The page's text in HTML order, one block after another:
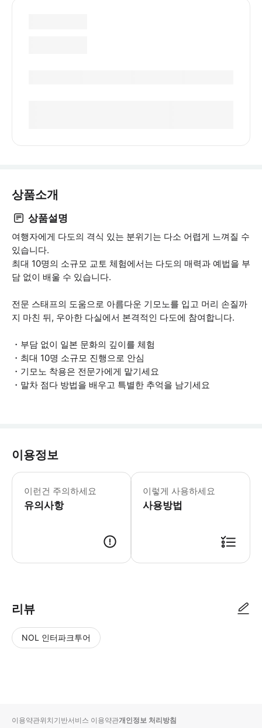
상품소개
상품설명
여행자에게 다도의 격식 있는 분위기는 다소 어렵게 느껴질 수
있습니다.
최대 10명의 소규모 교토 체험에서는 다도의 매력과 예법을 부
담 없이 배울 수 있습니다.
전문 스태프의 도움으로 아름다운 기모노를 입고 머리 손질까
지 마친 뒤, 우아한 다실에서 본격적인 다도에 참여합니다.
・부담 없이 일본 문화의 깊이를 체험
・최대 10명 소규모 진행으로 안심
・기모노 착용은 전문가에게 맡기세요
・말차 점다 방법을 배우고 특별한 추억을 남기세요
이용정보
이런건 주의하세요
유의사항
구매 후 전송되는 바우처 내 링크를
이렇게 사용하세요
사용방법
리뷰
NOL 인터파크투어
입니
순
상
이용약관위치기반서비스 이용약관개인정보 처리방침